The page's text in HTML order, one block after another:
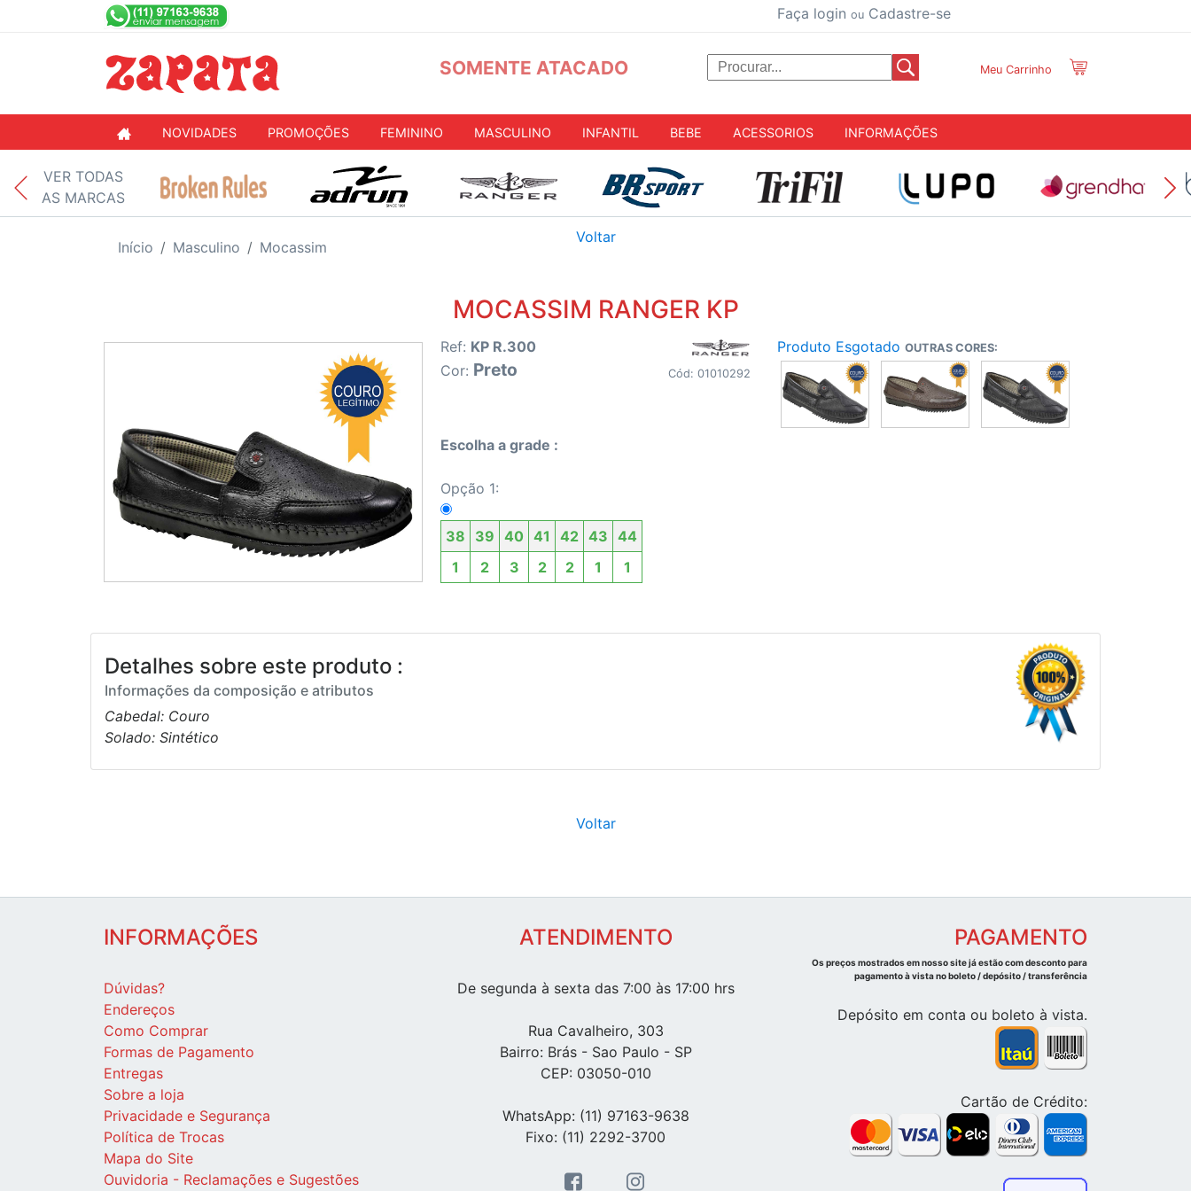
Faça login ou Cadastre-se
SOMENTE ATACADO Meu Carrinho
NOVIDADES PROMOÇÕES FEMININO MASCULINO INFANTIL BEBE ACESSORIOS INFORMAÇÕES
VER TODAS
AS MARCAS
Início Masculino Mocassim
Voltar
MOCASSIM RANGER KP
Ref: KP R.300
Cor: Preto Cód: 01010292
Escolha a grade :
Opção 1:
38 39 40 41 42 43 44
1
2 3 2 2 1 1
Produto Esgotado OUTRAS CORES:
Detalhes sobre este produto :
Informações da composição e atributos
Cabedal: Couro
Solado: Sintético
Voltar
INFORMAÇÕES
Dúvidas?
Endereços
Como Comprar
Formas de Pagamento
Entregas
Sobre a loja
Privacidade e Segurança
Política de Trocas
Mapa do Site
Ouvidoria - Reclamações e Sugestões
ATENDIMENTO
De segunda à sexta das 7:00 às 17:00 hrs
Rua Cavalheiro, 303
Bairro: Brás - Sao Paulo - SP
CEP: 03050-010
WhatsApp: (11) 97163-9638
Fixo: (11) 2292-3700
PAGAMENTO
Os preços mostrados em nosso site já estão com desconto para
pagamento à vista no boleto / depósito / transferência
Depósito em conta ou boleto à vista.
Cartão de Crédito: